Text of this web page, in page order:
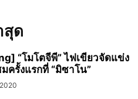
สุด
“โมโตจีพี” ไฟเขียวจัดแข่ง
ครั้งแรกที่ “มิซาโน”